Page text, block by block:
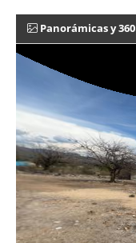
Panorámicas y 360